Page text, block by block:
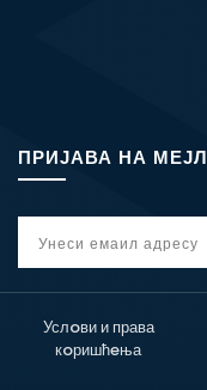
ПРИЈАВА НА
Услoви и права
кoришћeња